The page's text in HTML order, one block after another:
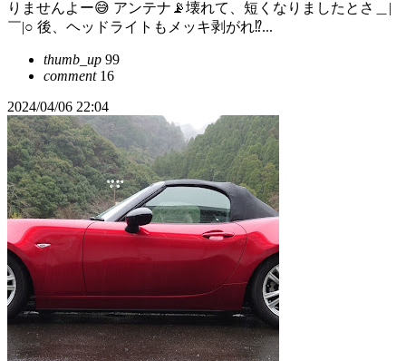
りませんよー😅 アンテナ📡壊れて、短くなりましたとさ＿|
￣|○ 後、ヘッドライトもメッキ剥がれ⁉️...
thumb_up 99
comment16
2024/04/06 22:04